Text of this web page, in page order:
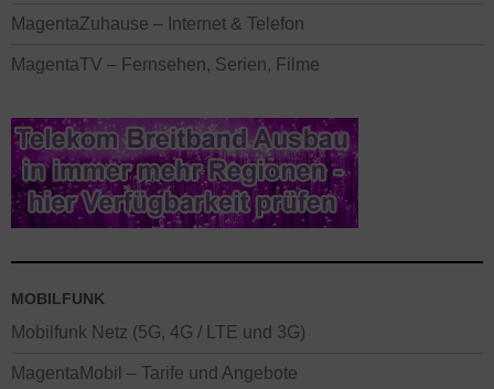
MagentaZuhause – Internet & Telefon
MagentaTV – Fernsehen, Serien, Filme
MOBILFUNK
Mobilfunk Netz (5G, 4G / LTE und 3G)
MagentaMobil – Tarife und Angebote